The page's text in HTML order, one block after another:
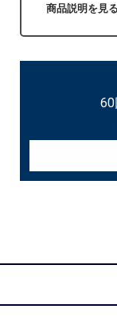
商品説明を見る
60